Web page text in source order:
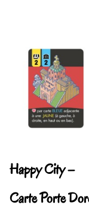
Happy City –
Carte Porte